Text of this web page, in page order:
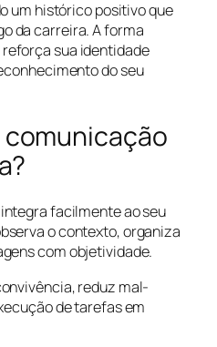
um histórico positivo que
da carreira. A forma
sua identidade
do seu
facilmente ao seu
o contexto, organiza
com objetividade.
reduz mal-
de tarefas em